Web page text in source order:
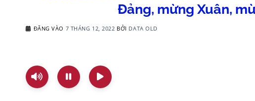
Đảng, mừng Xuân,
ĐĂNG VÀO 7 THÁNG 12, 2022 BỞI DATA OLD